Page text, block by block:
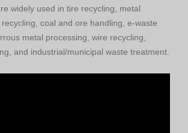
widely used in tire recycling, metal
coal and ore handling, e-waste
metal processing, wire recycling,
and industrial/municipal waste treatment.